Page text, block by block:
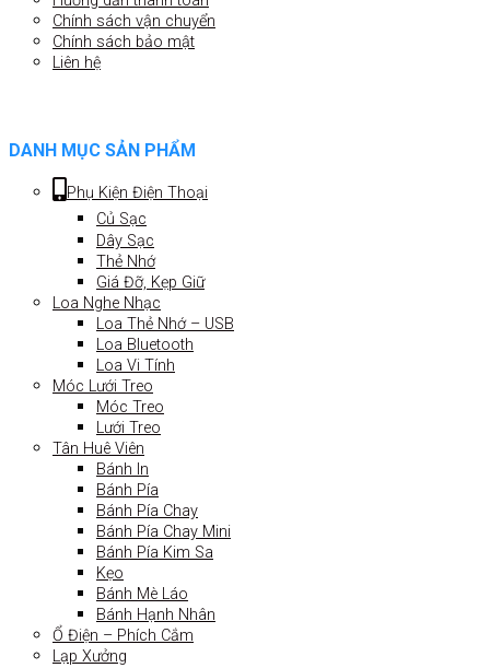
Chính sách vận chuyển
Chính sách bảo mật
Liên hệ
DANH MỤC SẢN PHẨM
Phụ Kiện Điện Thoại
Củ Sạc
Dây Sạc
Thẻ Nhớ
Giá Đỡ, Kẹp Giữ
Loa Nghe Nhạc
Loa Thẻ Nhớ – USB
Loa Bluetooth
Loa Vi Tính
Móc Lưới Treo
Móc Treo
Lưới Treo
Tân Huê Viên
Bánh In
Bánh Pía
Bánh Pía Chay
Bánh Pía Chay Mini
Bánh Pía Kim Sa
Kẹo
Bánh Mè Láo
Bánh Hạnh Nhân
Ổ Điện – Phích Cắm
Lạp Xưởng